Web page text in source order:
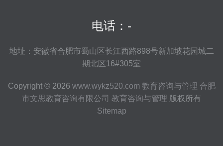
电话：-
地址：安徽省合肥市蜀山区长江西路898号新加坡花园城二
期北区16#305室
Copyright © 2026 www.wykz520.com 教育咨询与管理 合肥
市文思教育咨询有限公司 教育咨询与管理 版权所有
Sitemap